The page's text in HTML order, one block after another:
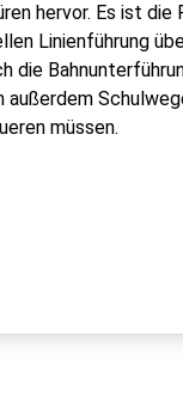
hervor. Es ist die
Linienführung
die
müssen.